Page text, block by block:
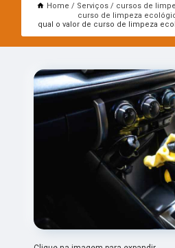
Home Serviços
cursos de
curso de limpeza
qual o valor de curso de limpeza